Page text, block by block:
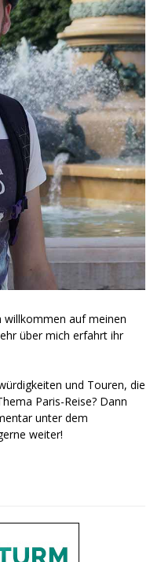
willkommen auf meinen
über mich erfahrt ihr
und Touren, die
Paris-Reise? Dann
unter dem
weiter!